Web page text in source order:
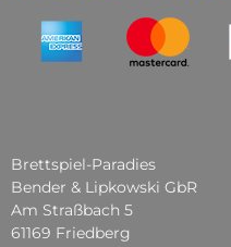
Brettspiel-Paradies
Bender & Lipkowski GbR
Am Straßbach 5
61169 Friedberg